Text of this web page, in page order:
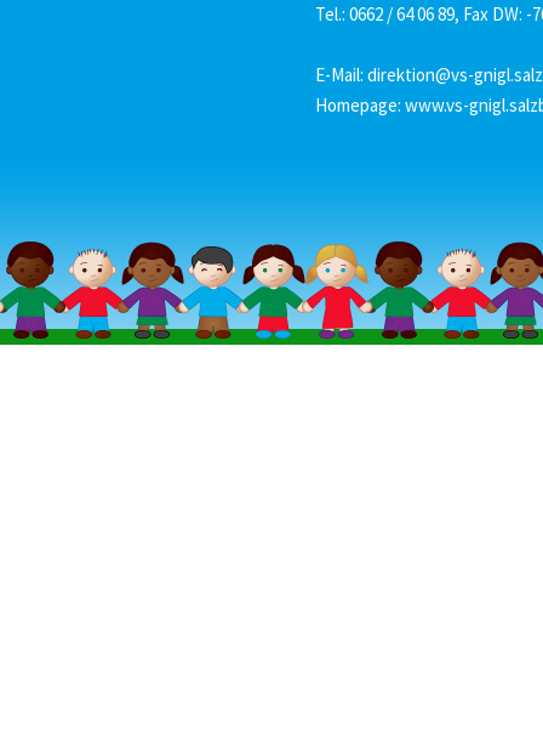
Tel.: 0662 / 64 06 89, Fax DW: -
E-Mail: direktion@vs-
Homepage: www.vs-